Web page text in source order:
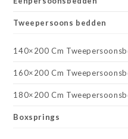
Tweepersoons bedden
140×200 Cm
160×200 Cm
180×200 Cm
Boxsprings